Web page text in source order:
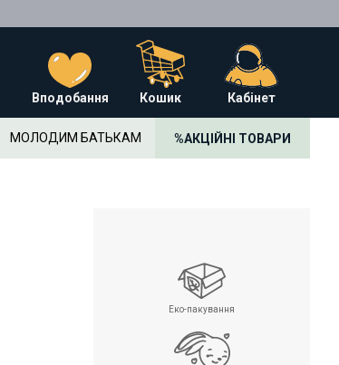
Вподобання Кошик Кабінет
МОЛОДИМ БАТЬКАМ %АКЦІЙНІ ТОВАРИ
Еко-пакування